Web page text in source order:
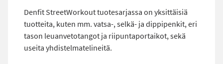
Denfit StreetWorkout tuotesarjassa on yksittäisiä
tuotteita, kuten mm. vatsa-, selkä- ja dippipenkit, eri
tason leuanvetotangot ja riipuntaportaikot, sekä
useita yhdistelmatelineitä.